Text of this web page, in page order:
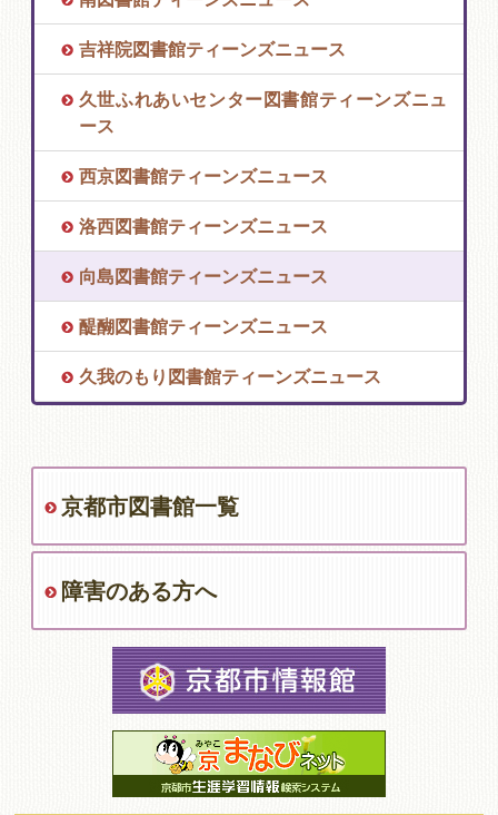
吉祥院図書館ティーンズニュース
久世ふれあいセンター図書館ティーンズニュ
ース
西京図書館ティーンズニュース
洛西図書館ティーンズニュース
向島図書館ティーンズニュース
醍醐図書館ティーンズニュース
久我のもり図書館ティーンズニュース
京都市図書館一覧
障害のある方へ